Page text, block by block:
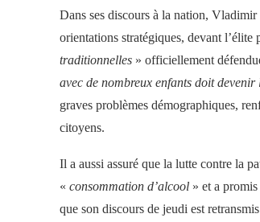
Dans ses discours à la nation,
orientations stratégiques, devant
traditionnelles » officiellement
avec de nombreux enfants doit devenir
graves problèmes démographiques,
citoyens.
Il a aussi assuré que la lutte contre la
« consommation d’alcool » et a
que son discours de jeudi est